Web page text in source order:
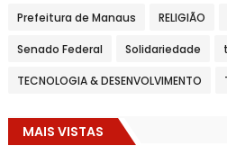
Prefeitura de Manaus RELIGIÃO
Senado Federal Solidariedade
TECNOLOGIA & DESENVOLVIMENTO
MAIS VISTAS